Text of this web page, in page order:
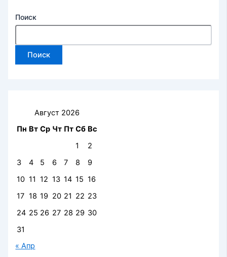
Поиск
Поиск
Август 2026
Пн Вт Ср Чт Пт Сб Вс
1
2
3
4 5 6 7 8
9
10 11 12 13 14 15 16
17 18 19 20 21 22 23
24 25 26 27 28 29 30
31
« Апр